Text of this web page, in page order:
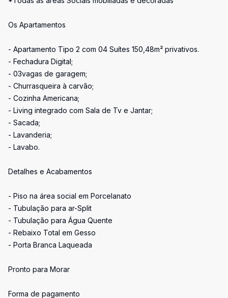
Os Apartamentos
- Apartamento Tipo 2 com 04 Suítes 150,48m² privativos.
- Fechadura Digital;
- 03vagas de garagem;
- Churrasqueira à carvão;
- Cozinha Americana;
- Living integrado com Sala de Tv e Jantar;
- Sacada;
- Lavanderia;
- Lavabo.
Detalhes e Acabamentos
- Piso na área social em Porcelanato
- Tubulação para ar-Split
- Tubulação para Água Quente
- Rebaixo Total em Gesso
- Porta Branca Laqueada
Pronto para Morar
Forma de pagamento